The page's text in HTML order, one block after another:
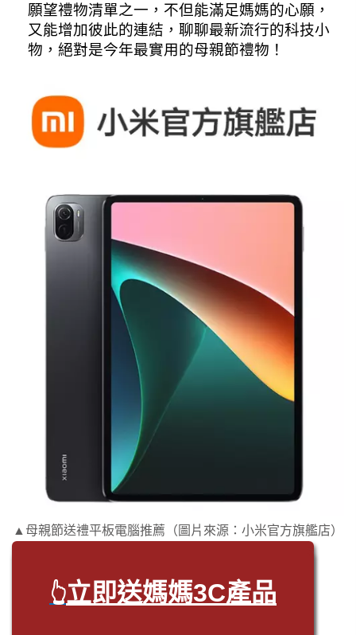
願望禮物清單之一，不但能滿足媽媽的心願，
又能增加彼此的連結，聊聊最新流行的科技小
物，絕對是今年最實用的母親節禮物！
▲母親節送禮平板電腦推薦（圖片來源：小米官方旗艦店）
👆立即送媽媽3C產品